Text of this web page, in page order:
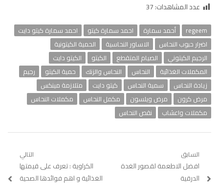
عدد المشاهدات:37
regeem أحمد سمارة احمد سمارة كيتو
احمد سمارة كيتو دايت
اضرار حبوب النحاس
الاساور النحاسية
الحمية الكيتونية
الرجيم الكيتوني
الصيام المتقطع الكيتو
الكيتو دايت
المكملات الغذائية
النحاس النحاس والزنك حمية الكيتو
رجيم
زيادة النحاس
سمية النحاس كيتو دايت
متلازمة مينكس
مرض كرون
مرض ويلسون مكمل النحاس
مكملات النحاس
مكملات واعشاب
نقص النحاس
تصفّح
المقالات
السابق
Previous
post:
افضل الاطعمة لقصور الغدة
الدرقية
التالي
Next
post:
الكراوية : تعرف على قيمتها
الغذائية و اهم فوائدها الصحية